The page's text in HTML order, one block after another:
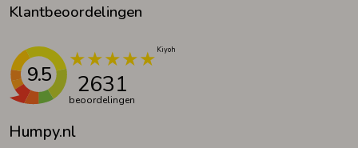
Humpy.nl
Klantbeoordelingen
9.5 2631
beoordelingen